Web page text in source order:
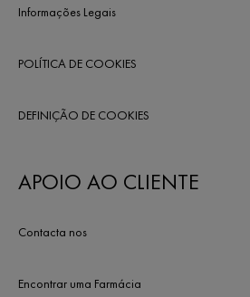
Informações Legais
POLÍTICA DE COOKIES
DEFINIÇÃO DE COOKIES
APOIO AO CLIENTE
Contacta nos
Encontrar uma Farmácia